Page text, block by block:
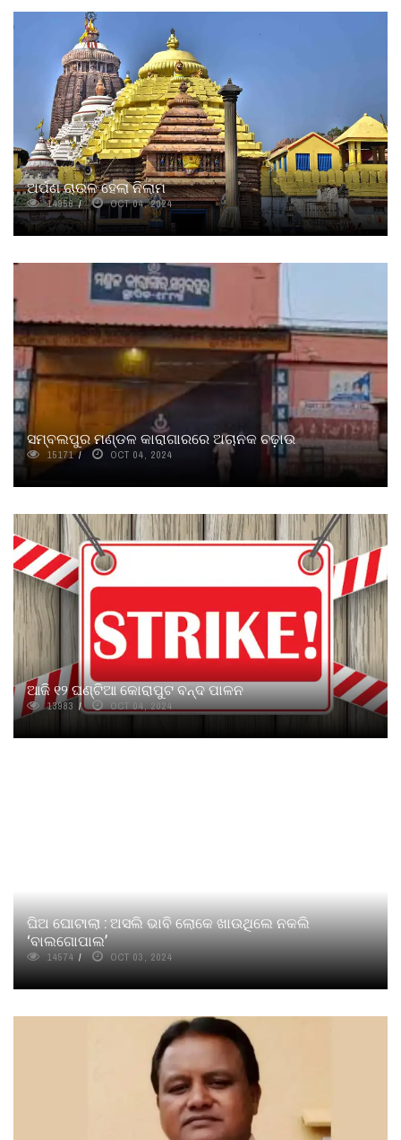
ଅର୍ପଣ ଚାଉଳ ହେଲା ନିଲାମ
14956 OCT 04, 2024
ସମ୍ବଲପୁର ମଣ୍ଡଳ କାରାଗାରରେ ଅଚାନକ ଚଢ଼ାଉ
15171 OCT 04, 2024
ଆଜି ୧୨ ଘଣ୍ଟିଆ କୋରାପୁଟ ବନ୍ଦ ପାଳନ
13983 OCT 04, 2024
ଘିଅ ଘୋଟାଲା : ଅସଲି ଭାବି ଲୋକେ ଖାଉଥିଲେ ନକଲି
‘ବାଲଗୋପାଲ’
14574 OCT 03, 2024